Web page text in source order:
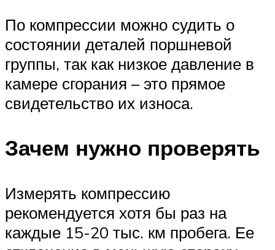
По компрессии можно судить о
состоянии деталей поршневой
группы, так как низкое давление в
камере сгорания – это прямое
свидетельство их износа.
Зачем нужно проверять
Измерять компрессию
рекомендуется хотя бы раз на
каждые 15-20 тыс. км пробега. Ее